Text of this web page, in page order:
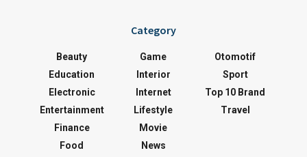
Category
Beauty
Education
Electronic
Entertainment
Finance
Food
Game
Interior
Internet
Lifestyle
Movie
News
Otomotif
Sport
Top 10 Brand
Travel